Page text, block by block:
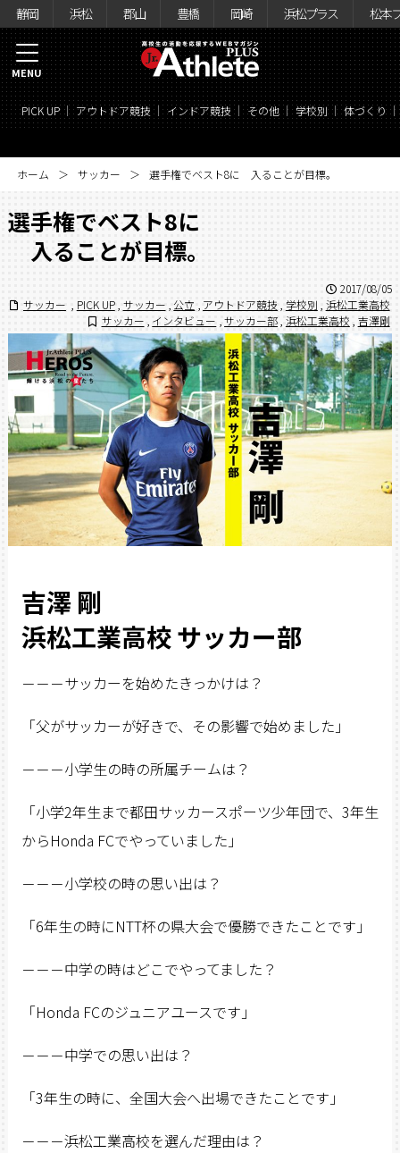
静岡 浜松 郡山 豊橋 岡崎 浜松プラス 松本
PICK UP アウトドア競技 インドア競技 その他 学校別 体づくり
MENU
ホーム サッカー 選手権でベスト8に 入ることが目標。
選手権でベスト8に
入ることが目標。
2017/08/05
サッカー
PICK UP サッカー 公立 アウトドア競技 学校別 浜松工業高校
サッカー インタビュー ,サッカー部 浜松工業高校 , 吉澤剛
吉澤 剛
浜松工業高校 サッカー部
－－－サッカーを始めたきっかけは？
「父がサッカーが好きで、その影響で始めました」
－－－小学生の時の所属チームは？
「小学2年生まで都田サッカースポーツ少年団で、3年生
からHonda FCでやっていました」
－－－小学校の時の思い出は？
「6年生の時にNTT杯の県大会で優勝できたことです」
－－－中学の時はどこでやってました？
「Honda FCのジュニアユースです」
－－－中学での思い出は？
「3年生の時に、全国大会へ出場できたことです」
－－－浜松工業高校を選んだ理由は？